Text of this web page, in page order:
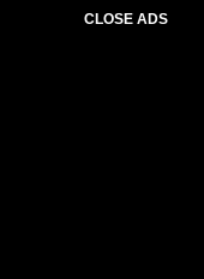
CLOSE ADS